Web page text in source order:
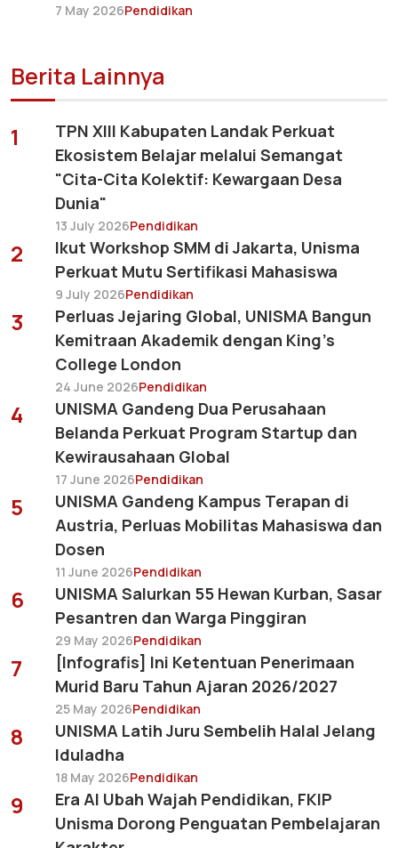
7 May 2026Pendidikan
Berita Lainnya
1
TPN XIII Kabupaten Landak Perkuat
Ekosistem Belajar melalui Semangat
"Cita-Cita Kolektif: Kewargaan Desa
Dunia"
13 July 2026Pendidikan
2
Ikut Workshop SMM di Jakarta, Unisma
Perkuat Mutu Sertifikasi Mahasiswa
9 July 2026Pendidikan
3
Perluas Jejaring Global, UNISMA Bangun
Kemitraan Akademik dengan King's
College London
24 June 2026Pendidikan
4
UNISMA Gandeng Dua Perusahaan
Belanda Perkuat Program Startup dan
Kewirausahaan Global
17 June 2026Pendidikan
5
UNISMA Gandeng Kampus Terapan di
Austria, Perluas Mobilitas Mahasiswa dan
Dosen
11 June 2026Pendidikan
6
UNISMA Salurkan 55 Hewan Kurban, Sasar
Pesantren dan Warga Pinggiran
29 May 2026Pendidikan
7
[Infografis] Ini Ketentuan Penerimaan
Murid Baru Tahun Ajaran 2026/2027
25 May 2026Pendidikan
8
UNISMA Latih Juru Sembelih Halal Jelang
Iduladha
18 May 2026Pendidikan
9
Era AI Ubah Wajah Pendidikan, FKIP
Unisma Dorong Penguatan Pembelajaran